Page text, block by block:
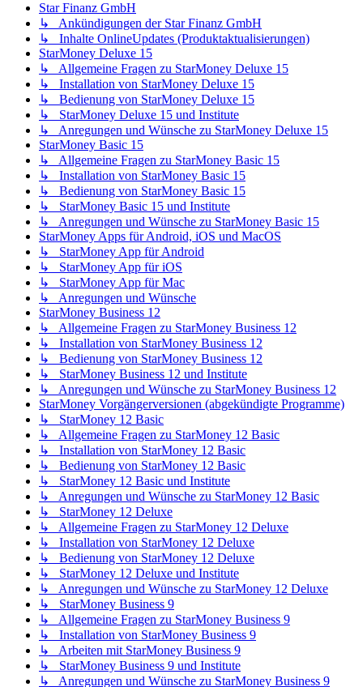
Star Finanz GmbH
↳ Ankündigungen der Star Finanz GmbH
↳ Inhalte OnlineUpdates (Produktaktualisierungen)
StarMoney Deluxe 15
↳ Allgemeine Fragen zu StarMoney Deluxe 15
↳ Installation von StarMoney Deluxe 15
↳ Bedienung von StarMoney Deluxe 15
↳ StarMoney Deluxe 15 und Institute
↳ Anregungen und Wünsche zu StarMoney Deluxe 15
StarMoney Basic 15
↳ Allgemeine Fragen zu StarMoney Basic 15
↳ Installation von StarMoney Basic 15
↳ Bedienung von StarMoney Basic 15
↳ StarMoney Basic 15 und Institute
↳ Anregungen und Wünsche zu StarMoney Basic 15
StarMoney Apps für Android, iOS und MacOS
↳ StarMoney App für Android
↳ StarMoney App für iOS
↳ StarMoney App für Mac
↳ Anregungen und Wünsche
StarMoney Business 12
↳ Allgemeine Fragen zu StarMoney Business 12
↳ Installation von StarMoney Business 12
↳ Bedienung von StarMoney Business 12
↳ StarMoney Business 12 und Institute
↳ Anregungen und Wünsche zu StarMoney Business 12
StarMoney Vorgängerversionen (abgekündigte Programme)
↳ StarMoney 12 Basic
↳ Allgemeine Fragen zu StarMoney 12 Basic
↳ Installation von StarMoney 12 Basic
↳ Bedienung von StarMoney 12 Basic
↳ StarMoney 12 Basic und Institute
↳ Anregungen und Wünsche zu StarMoney 12 Basic
↳ StarMoney 12 Deluxe
↳ Allgemeine Fragen zu StarMoney 12 Deluxe
↳ Installation von StarMoney 12 Deluxe
↳ Bedienung von StarMoney 12 Deluxe
↳ StarMoney 12 Deluxe und Institute
↳ Anregungen und Wünsche zu StarMoney 12 Deluxe
↳ StarMoney Business 9
↳ Allgemeine Fragen zu StarMoney Business 9
↳ Installation von StarMoney Business 9
↳ Arbeiten mit StarMoney Business 9
↳ StarMoney Business 9 und Institute
↳ Anregungen und Wünsche zu StarMoney Business 9